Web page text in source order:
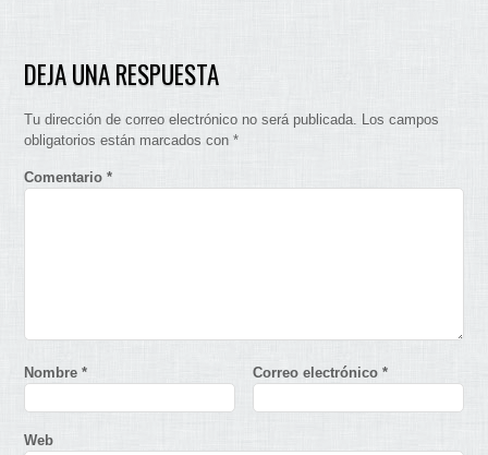
DEJA UNA RESPUESTA
Tu dirección de correo electrónico no será publicada. Los campos
obligatorios están marcados con*
Comentario*
Nombre* Correo electrónico*
Web